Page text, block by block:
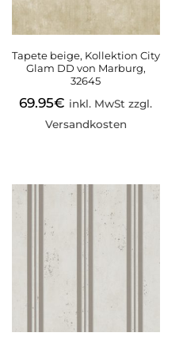
Tapete beige, Kollektion City
Glam DD von Marburg,
32645
69.95€ inkl. MwSt zzgl.
Versandkosten